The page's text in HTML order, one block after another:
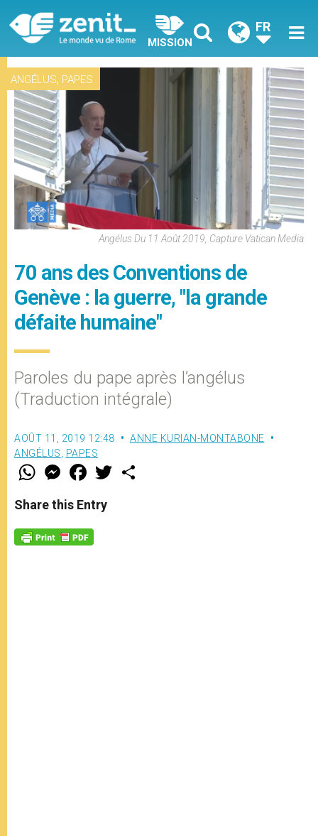
MISSION
FR
ANGÉLUS, PAPES
Angélus Du 11 Août 2019, Capture Vatican Media
70 ans des Conventions de
Genève : la guerre, "la grande
défaite humaine"
Paroles du pape après l’angélus
(Traduction intégrale)
AOÛT 11, 2019 12:48
ANNE KURIAN-MONTABONE
ANGÉLUS
PAPES
W
t
s
p
p
M
e
s
e
g
e
F
a
e
b
o
k
w
Share this Entry